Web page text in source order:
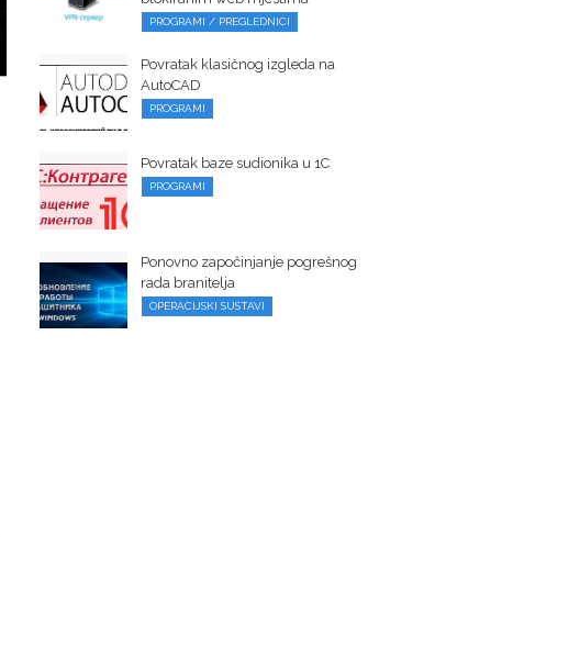
PROGRAMI / PREGLEDNICI
Povratak klasičnog izgleda na
AutoCAD
PROGRAMI
Povratak baze sudionika u 1C
PROGRAMI
Ponovno započinjanje pogrešnog
rada branitelja
OPERACIJSKI SUSTAVI